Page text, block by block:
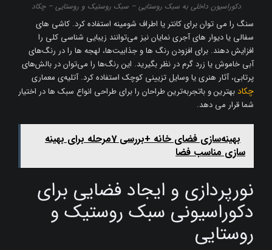
دکوراسیون داخلی به سبک روستایی – سبک روستیک و روستایی – چکاد
سنگ را می توان برای کانتر یا اطراف شومینه استفاده کرد. کاشی ‌های
سفالی یا دیوار های آجری نمایان نیز می‌توانند زیبایی‌ شناسی کلی را
افزایش دهند. برای افزودن رنگ‌ ها و جذابیت‌ها، لهجه ‌ها را در رنگ‌های
آبی خاموش یا زرد گرم در نظر بگیرید. این رنگ‌ها را می‌توان در بالش‌های
پرتابی، آثار هنری یا وسایل تزیینی کوچک استفاده کرد. آتلیه‌ی معماری
چکادبهترین و باتجربه‌ترین طراحان را برای طراحی انواع سبک ها در اختیار
شما قرار می دهد.
بهینه‌سازی فضای خانه +بررسی 7مرحله برای بهینه
سازی مناسب فضا
نورپردازی و ایجاد فضایی برای
دکوراسیونی سبک روستیک و
روستایی